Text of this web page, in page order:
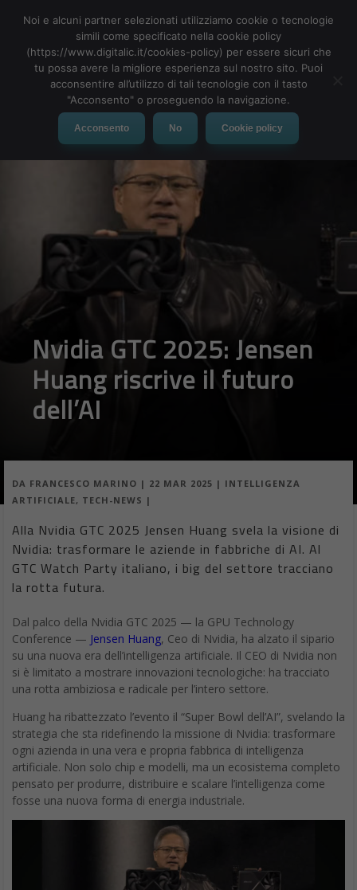
MENU
Nvidia GTC 2025: Jensen
Huang riscrive il futuro
dell’AI
DA FRANCESCO MARINO | 22 MAR 2025 | INTELLIGENZA
ARTIFICIALE, TECH-NEWS |
Alla Nvidia GTC 2025 Jensen Huang svela la visione di
Nvidia: trasformare le aziende in fabbriche di AI. Al
GTC Watch Party italiano, i big del settore tracciano
la rotta futura.
Dal palco della Nvidia GTC 2025 — la GPU Technology
Conference — Jensen Huang, Ceo di Nvidia, ha alzato il sipario
su una nuova era dell’intelligenza artificiale. Il CEO di Nvidia non
si è limitato a mostrare innovazioni tecnologiche: ha tracciato
una rotta ambiziosa e radicale per l’intero settore.
Huang ha ribattezzato l’evento il “Super Bowl dell’AI”, svelando la
strategia che sta ridefinendo la missione di Nvidia: trasformare
ogni azienda in una vera e propria fabbrica di intelligenza
artificiale. Non solo chip e modelli, ma un ecosistema completo
pensato per produrre, distribuire e scalare l’intelligenza come
fosse una nuova forma di energia industriale.
Noi e alcuni partner selezionati utilizziamo cookie o tecnologie
simili come specificato nella cookie policy
(https://www.digitalic.it/cookies-policy) per essere sicuri che
tu possa avere la migliore esperienza sul nostro sito. Puoi
acconsentire all’utilizzo di tali tecnologie con il tasto
"Acconsento" o proseguendo la navigazione.
Acconsento No Cookie policy